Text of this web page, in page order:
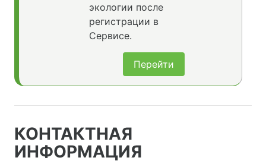
экологии после
регистрации в
Сервисе.
Перейти
КОНТАКТНАЯ
ИНФОРМАЦИЯ